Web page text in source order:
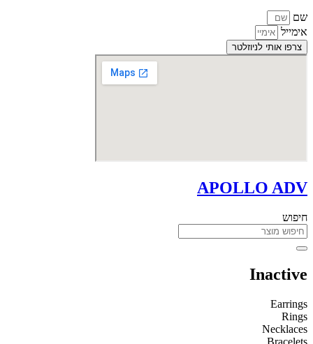
שם
אימייל
צרפו אותי לניוזלטר
APOLLO ADV
חיפוש
Inactive
Earrings
Rings
Necklaces
Bracelets